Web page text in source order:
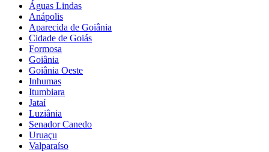
Águas Lindas
Anápolis
Aparecida de Goiânia
Cidade de Goiás
Formosa
Goiânia
Goiânia Oeste
Inhumas
Itumbiara
Jataí
Luziânia
Senador Canedo
Uruaçu
Valparaíso